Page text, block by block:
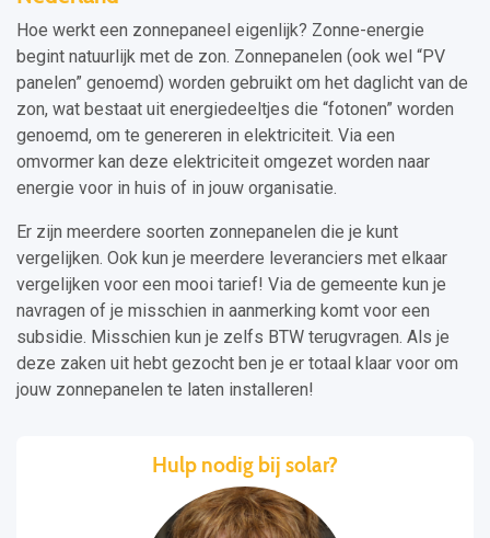
Hoe werkt een zonnepaneel eigenlijk? Zonne-energie
begint natuurlijk met de zon. Zonnepanelen (ook wel “PV
panelen” genoemd) worden gebruikt om het daglicht van de
zon, wat bestaat uit energiedeeltjes die “fotonen” worden
genoemd, om te genereren in elektriciteit. Via een
omvormer kan deze elektriciteit omgezet worden naar
energie voor in huis of in jouw organisatie.
Er zijn meerdere soorten zonnepanelen die je kunt
vergelijken. Ook kun je meerdere leveranciers met elkaar
vergelijken voor een mooi tarief! Via de gemeente kun je
navragen of je misschien in aanmerking komt voor een
subsidie. Misschien kun je zelfs BTW terugvragen. Als je
deze zaken uit hebt gezocht ben je er totaal klaar voor om
jouw zonnepanelen te laten installeren!
Hulp nodig bij solar?